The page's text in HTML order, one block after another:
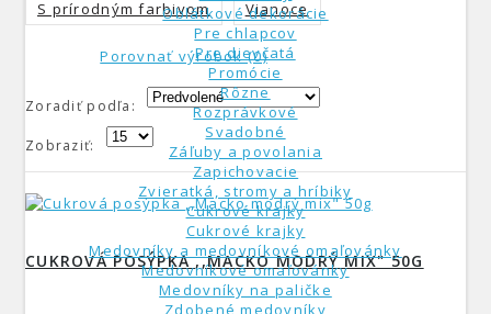
Oblátkové dekorácie
Pre chlapcov
Pre dievčatá
Promócie
Rôzne
Rozprávkové
Svadobné
Záľuby a povolania
Zapichovacie
Zvieratká, stromy a hríbiky
Cukrové krajky
Cukrové krajky
Medovníky a medovníkové omaľovánky
Medovníkové omaľovánky
Medovníky na paličke
Zdobené medovníky
S prírodným farbivom
Vianoce
Porovnať výrobok (0)
Zoradiť podľa:
Zobraziť:
CUKROVÁ POSÝPKA ,,MACKO MODRÝ MIX" 50G